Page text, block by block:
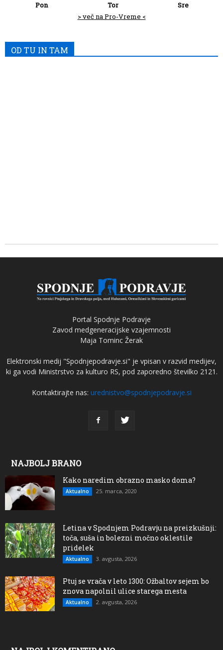
Pon
Tor
Sre
> več na Pro-Vreme <
OD TU IN TAM
Portal Spodnje Podravje
Zavod medgeneracijske vzajemnosti
Maja Tominc Žerak
Elektronski medij "Spodnjepodravje.si" je vpisan v razvid medijev,
ki ga vodi Ministrstvo za kulturo RS, pod zaporedno številko 2121.
Kontaktirajte nas: urednistvo@spodnjepodravje.si
NAJBOLJ BRANO
Kako naredim obrazno masko doma?
Aktualno 25. marca, 2020
Letina v Spodnjem Podravju na preizkušnji:
toča, suša in bolezni močno oklestile
pridelek
Aktualno 3. avgusta, 2026
Ptuj se vrača v leto 1300: Ožbaltov sejem bo
znova napolnil ulice starega mesta
Aktualno 2. avgusta, 2026